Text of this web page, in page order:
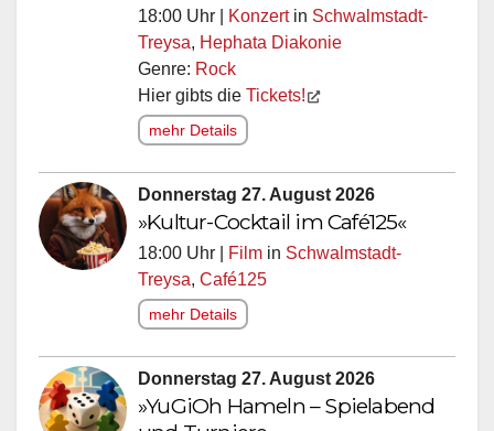
18:00 Uhr | Konzertin Schwalmstadt-
Treysa, Hephata Diakonie
Genre: Rock
Hier gibts die Tickets!
mehr Details
Donnerstag 27. August 2026
»Kultur-Cocktail im Café125«
18:00 Uhr | Film in Schwalmstadt-
Treysa, Café125
mehr Details
Donnerstag 27. August 2026
»YuGiOh Hameln – Spielabend